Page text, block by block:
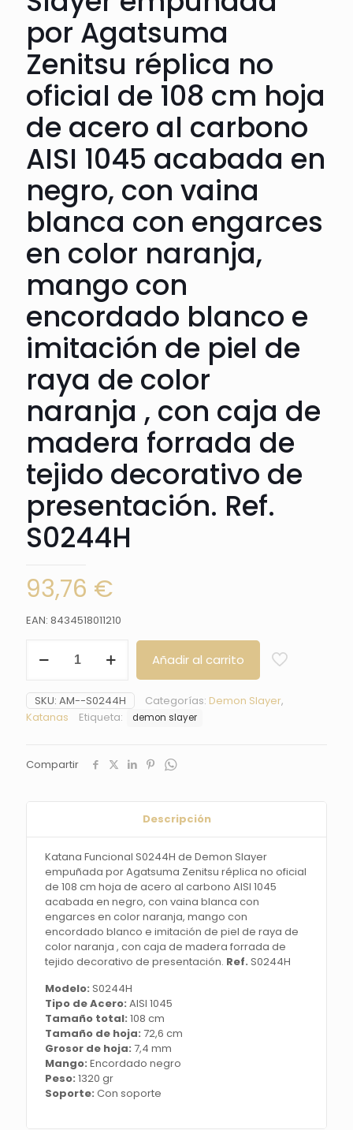
por Agatsuma
Zenitsu réplica no
oficial de 108 cm hoja
de acero al carbono
AISI 1045 acabada en
negro, con vaina
blanca con engarces
en color naranja,
mango con
encordado blanco e
imitación de piel de
raya de color
naranja , con caja de
madera forrada de
tejido decorativo de
presentación. Ref.
S0244H
93,76 €
EAN: 8434518011210
Funcional
de
Demon
Slayer
Agatsuma
hoja
acero
carbono
acabada
negro,
vaina
blanca
engarces
Añadir al carrito
SKU: AM--S0244H Categorías: Demon Slayer,
Katanas
Etiqueta: demon slayer
Compartir
Descripción
Katana Funcional S0244H de Demon Slayer
empuñada por Agatsuma Zenitsu réplica no oficial
de 108 cm hoja de acero al carbono AISI 1045
acabada en negro, con vaina blanca con
engarces en color naranja, mango con
encordado blanco e imitación de piel de raya de
color naranja , con caja de madera forrada de
tejido decorativo de presentación. Ref. S0244H
Modelo: S0244H
Tipo de Acero: AISI 1045
Tamaño total: 108 cm
Tamaño de hoja: 72,6 cm
Grosor de hoja: 7,4 mm
Mango: Encordado negro
Peso:1320 gr
Soporte: Con soporte